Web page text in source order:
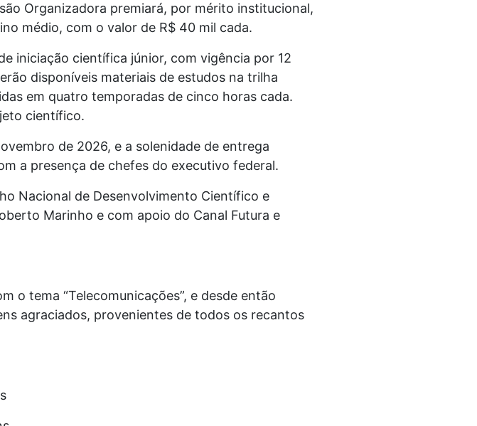
Organizadora premiará, por mérito institucional,
médio, com o valor de R$ 40 mil cada.
iniciação científica júnior, com vigência por 12
disponíveis materiais de estudos na trilha
em quatro temporadas de cinco horas cada.
científico.
de 2026, e a solenidade de entrega
a presença de chefes do executivo federal.
Nacional de Desenvolvimento Científico e
Marinho e com apoio do Canal Futura e
o tema “Telecomunicações”, e desde então
agraciados, provenientes de todos os recantos